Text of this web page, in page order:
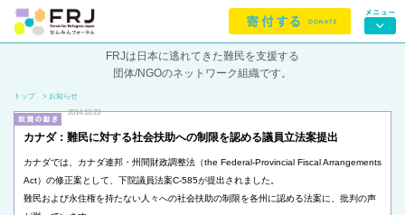
FRJは日本に逃れてきた難民を支援する
団体/NGOのネットワーク組織です。
トップ > お知らせ
2014.10.23
カナダ：難民に対する社会扶助への制限を認める議員立法案提出
カナダでは、カナダ連邦・州間財政調整法（the Federal-Provincial Fiscal Arrangements
Act）の修正案として、下院議員法案C-585が提出されました。
難民および永住権を持たない人々への社会扶助の制限を各州に認める法案に、批判の声